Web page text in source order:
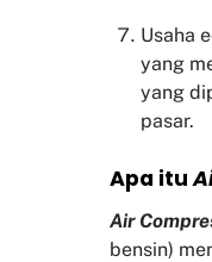
Usaha
yang
yang
pasar.
Apa itu
Air
bensin)